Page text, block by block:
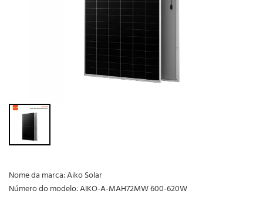
Nome da marca: Aiko Solar
Número do modelo: AIKO-A-MAH72MW 600-620W